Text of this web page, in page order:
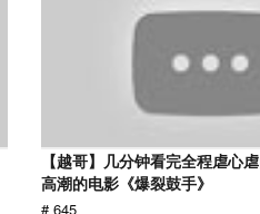
【越哥】几分钟看完全程虐心
高潮的电影《爆裂鼓手》
# 645